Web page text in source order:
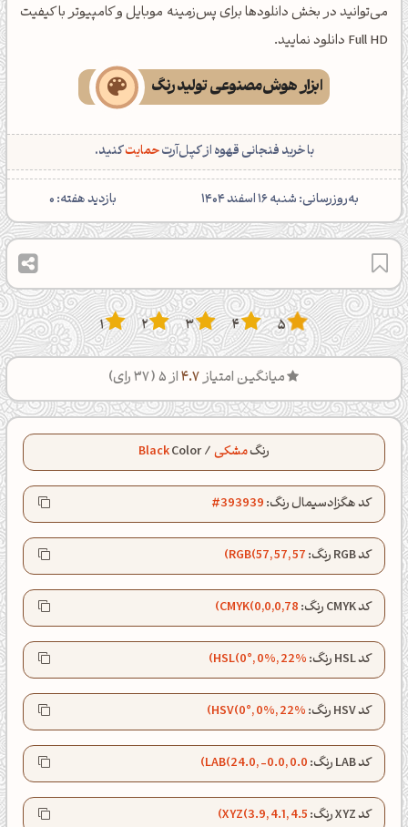
می‌توانید در بخش دانلودها برای پس‌زمینه موبایل و کامپیوتر با کیفیت
Full HD دانلود نمایید.
ابزار هوش‌مصنوعی تولید رنگ
با خرید فنجانی قهوه از کپل‌آرتحمایتکنید.
‌به‌روزرسانی: شنبه 16 اسفند 1404 بازدید هفته:0
5
4
3
2
1
میانگین امتیاز4.7از 5 ( 37رای)
رنگمشکی/
Color
Black
کد هگزادسیمال رنگ:#393939
کد RGB رنگ: RGB(57, 57, 57)
کد CMYK رنگ: CMYK(0,0,0,78)
کد HSL رنگ: HSL(0°, 0%, 22%)
کد HSV رنگ: HSV(0°, 0%, 22%)
کد LAB رنگ: LAB(24.0, -0.0, 0.0)
کد XYZ رنگ: XYZ(3.9, 4.1, 4.5)
شبت بخیر❤️
کپل‌آرت رو دنبال کن!